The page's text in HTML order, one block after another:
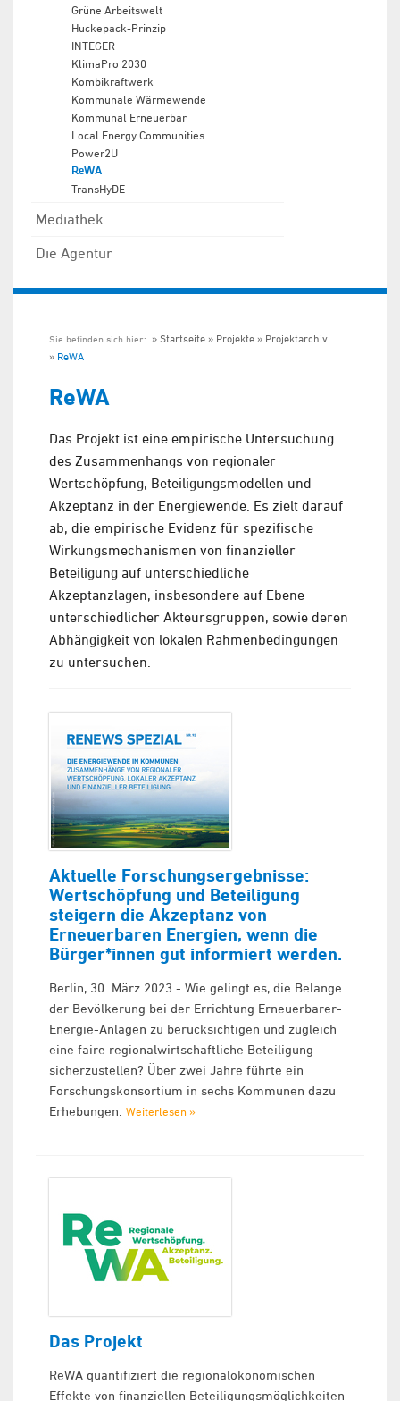
Grüne Arbeitswelt
Huckepack-Prinzip
INTEGER
KlimaPro 2030
Kombikraftwerk
Kommunale Wärmewende
Kommunal Erneuerbar
Local Energy Communities
Power2U
ReWA
TransHyDE
Mediathek
Die Agentur
Sie befinden sich hier: Startseite Projekte
Projektarchiv
ReWA
ReWA
Das Projekt ist eine empirische Untersuchung
des Zusammenhangs von regionaler
Wertschöpfung, Beteiligungsmodellen und
Akzeptanz in der Energiewende. Es zielt darauf
ab, die empirische Evidenz für spezifische
Wirkungsmechanismen von finanzieller
Beteiligung auf unterschiedliche
Akzeptanzlagen, insbesondere auf Ebene
unterschiedlicher Akteursgruppen, sowie deren
Abhängigkeit von lokalen Rahmenbedingungen
zu untersuchen.
Aktuelle Forschungsergebnisse:
Wertschöpfung und Beteiligung
steigern die Akzeptanz von
Erneuerbaren Energien, wenn die
Bürger*innen gut informiert werden.
Berlin, 30. März 2023 - Wie gelingt es, die Belange
der Bevölkerung bei der Errichtung Erneuerbarer-
Energie-Anlagen zu berücksichtigen und zugleich
eine faire regionalwirtschaftliche Beteiligung
sicherzustellen? Über zwei Jahre führte ein
Forschungskonsortium in sechs Kommunen dazu
Erhebungen. Weiterlesen »
Das Projekt
ReWA quantifiziert die regionalökonomischen
Effekte von finanziellen Beteiligungsmöglichkeiten